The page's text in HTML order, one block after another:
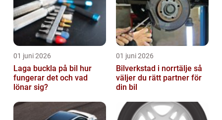
01 juni 2026
Laga buckla på bil hur
fungerar det och vad
lönar sig?
01 juni 2026
Bilverkstad i norrtälje så
väljer du rätt partner för
din bil